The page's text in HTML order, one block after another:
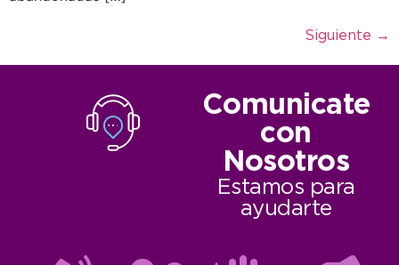
Siguiente →
Comunicate
con
Nosotros
Estamos para
ayudarte